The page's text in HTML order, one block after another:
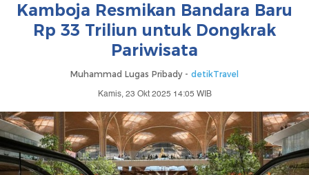
Kamboja Resmikan Bandara Baru
Rp 33 Triliun untuk Dongkrak
Pariwisata
Muhammad Lugas Pribady - detikTravel
Kamis, 23 Okt 2025 14:05 WIB